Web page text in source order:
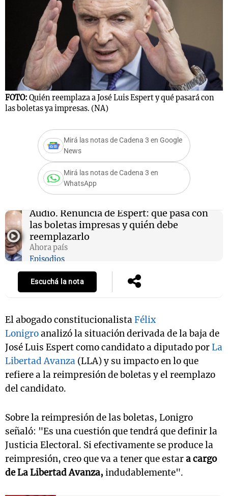
FOTO: Quién reemplaza a José Luis Espert y qué pasará con
las boletas ya impresas. (NA)
Mirá las notas de Cadena 3 en Google
News
Mirá las notas de Cadena 3 en
WhatsApp
Audio. Renuncia de Espert: qué pasa con
las boletas impresas y quién debe
reemplazarlo
Ahora país
Episodios
Escuchá la nota
El abogado constitucionalistaFélix
Lonigroanalizó la situación derivada de la baja de
José Luis Espert como candidato a diputado porLa
Libertad Avanza (LLA) y su impacto en lo que
refiere a la reimpresión de boletas y el reemplazo
del candidato.
Sobre la reimpresión de las boletas, Lonigro
señaló: "Es una cuestión que tendrá que definir la
Justicia Electoral. Si efectivamente se produce la
reimpresión, creo que va a tener que estara cargo
de La Libertad Avanza, indudablemente".
Notas
Mundial 2026
Notas
La Sole en
Cadena 3